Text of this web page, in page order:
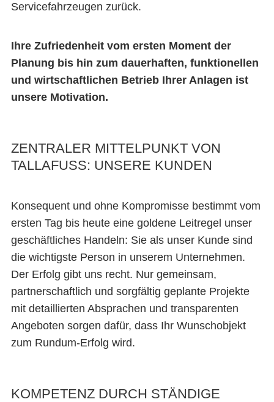
Servicefahrzeugen zurück.
Ihre Zufriedenheit vom ersten Moment der
Planung bis hin zum dauerhaften, funktionellen
und wirtschaftlichen Betrieb Ihrer Anlagen ist
unsere Motivation.
ZENTRALER MITTELPUNKT VON
TALLAFUSS: UNSERE KUNDEN
Konsequent und ohne Kompromisse bestimmt vom
ersten Tag bis heute eine goldene Leitregel unser
geschäftliches Handeln: Sie als unser Kunde sind
die wichtigste Person in unserem Unternehmen.
Der Erfolg gibt uns recht. Nur gemeinsam,
partnerschaftlich und sorgfältig geplante Projekte
mit detaillierten Absprachen und transparenten
Angeboten sorgen dafür, dass Ihr Wunschobjekt
zum Rundum-Erfolg wird.
KOMPETENZ DURCH STÄNDIGE